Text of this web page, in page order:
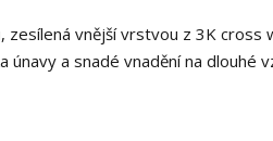
zesílená vnější vrstvou z 3K cross
a snadé vnadění na dlouhé